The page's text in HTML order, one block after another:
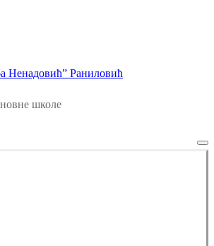
Раниловић
школе